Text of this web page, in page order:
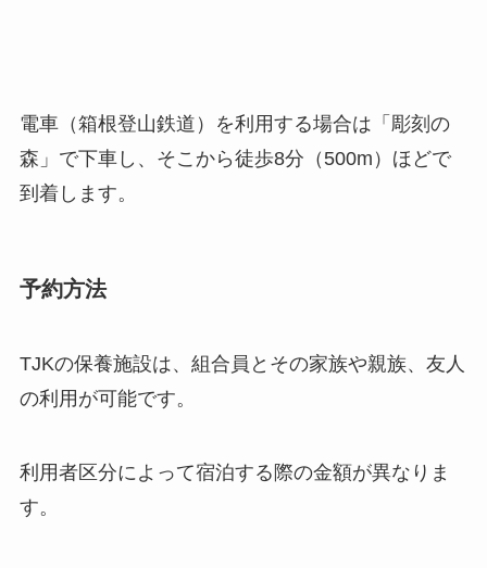
電車（箱根登山鉄道）を利用する場合は 「彫刻の
森」で下車し、そこから徒歩8分（500m）ほどで
到着します。
予約方法
TJKの保養施設は、 組合員とその家族や親族、友人
の利用が可能です。
利用者区分によって宿泊する際の金額が異なりま
す。